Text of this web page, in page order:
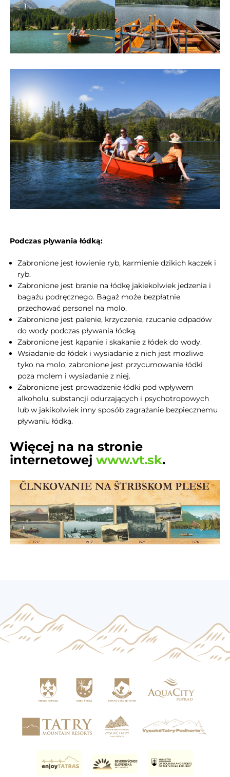
Podczas pływania łódką:
Zabronione jest łowienie ryb, karmienie dzikich kaczek i
ryb.
Zabronione jest branie na łódkę jakiekolwiek jedzenia i
bagażu podręcznego. Bagaż może bezpłatnie
przechować personel na molo.
Zabronione jest palenie, krzyczenie, rzucanie odpadów
do wody podczas pływania łódką.
Zabronione jest kąpanie i skakanie z łódek do wody.
Wsiadanie do łódek i wysiadanie z nich jest możliwe
tyko na molo, zabronione jest przycumowanie łódki
poza molem i wysiadanie z niej.
Zabronione jest prowadzenie łódki pod wpływem
alkoholu, substancji odurzających i psychotropowych
lub w jakikolwiek inny sposób zagrażanie bezpiecznemu
pływaniu łódką.
Więcej na na stronie
internetowej www.vt.sk.